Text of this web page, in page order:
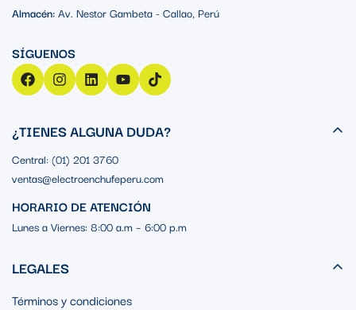
Almacén:Av. Nestor Gambeta - Callao, Perú
¿TIENES ALGUNA DUDA?
Central: (01) 201 3760
ventas@electroenchufeperu.com
HORARIO DE ATENCIÓN
Lunes a Viernes: 8:00 a.m – 6:00 p.m
LEGALES
Términos y condiciones